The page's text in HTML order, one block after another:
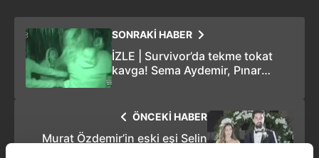
SONRAKİ HABER
İZLE | Survivor’da tekme tokat
kavga! Sema Aydemir, Pınar
ÖNCEKİ HABER
Murat Özdemir’in eski eşi Selin